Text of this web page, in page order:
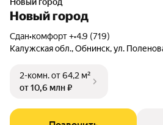
Новый город
Сдан•комфорт +•4.9 (719)
Калужская обл., Обнинск, ул.
2-комн.от 64,2 м²
от 10,6 млн ₽